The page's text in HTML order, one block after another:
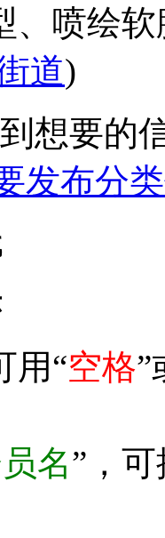
、喷绘
道)
想要的
发布分
用“空格”
名”，